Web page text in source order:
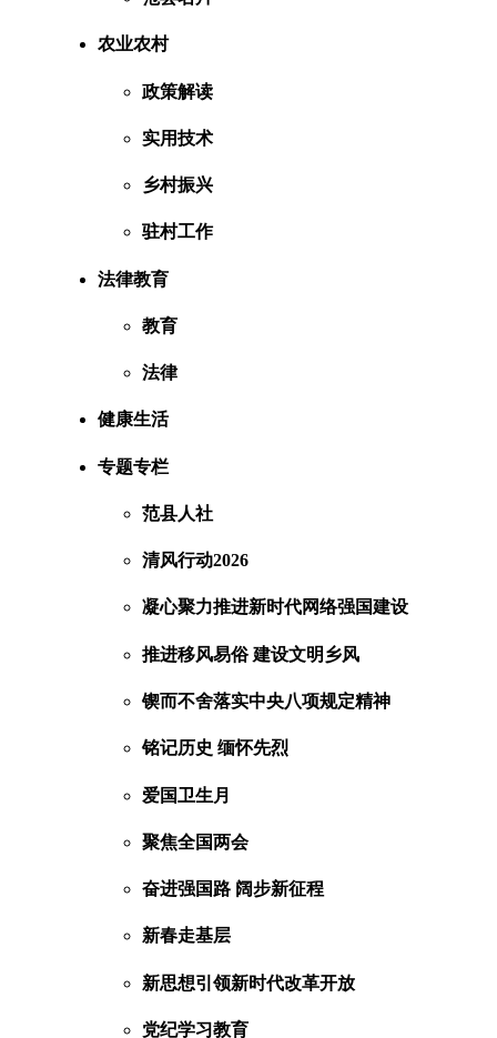
农业农村
政策解读
实用技术
乡村振兴
驻村工作
法律教育
教育
法律
健康生活
专题专栏
范县人社
清风行动2026
凝心聚力推进新时代网络强国建设
推进移风易俗 建设文明乡风
锲而不舍落实中央八项规定精神
铭记历史 缅怀先烈
爱国卫生月
聚焦全国两会
奋进强国路 阔步新征程
新春走基层
新思想引领新时代改革开放
党纪学习教育